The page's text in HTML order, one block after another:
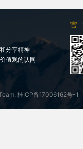
分享精神
值观的认同
桂ICP备17006162号-1